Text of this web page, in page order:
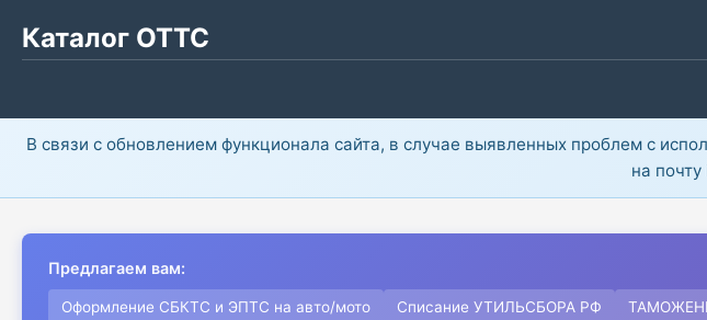
Каталог ОТТС
В связи с обновлением функционала сайта, в случае выявленных проблем с
на
Предлагаем вам:
Оформление СБКТС и ЭПТС на авто/мото Списание УТИЛЬСБОРА РФ